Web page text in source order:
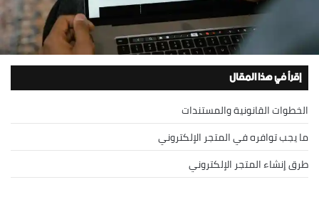
إقرأ في هذا المقال
الخطوات القانونية والمستندات
ما يجب توافره في المتجر الإلكتروني
طرق إنشاء المتجر الإلكتروني